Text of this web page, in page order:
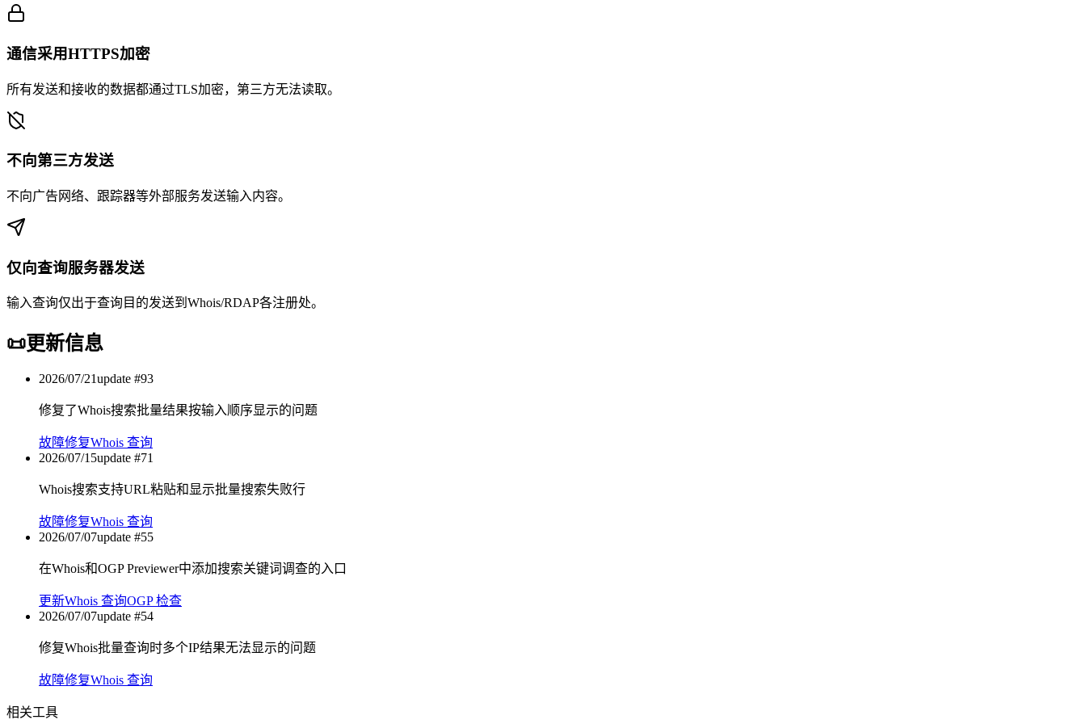
通信采用HTTPS加密
所有发送和接收的数据都通过TLS加密，第三方无法读取。
不向第三方发送
不向广告网络、跟踪器等外部服务发送输入内容。
仅向查询服务器发送
输入查询仅出于查询目的发送到Whois/RDAP各注册处。
📜更新信息
2026/07/21update #93
修复了Whois搜索批量结果按输入顺序显示的问题
故障修复Whois 查询
2026/07/15update #71
Whois搜索支持URL粘贴和显示批量搜索失败行
故障修复Whois 查询
2026/07/07update #55
在Whois和OGP Previewer中添加搜索关键词调查的入口
更新Whois 查询OGP 检查
2026/07/07update #54
修复Whois批量查询时多个IP结果无法显示的问题
故障修复Whois 查询
相关工具